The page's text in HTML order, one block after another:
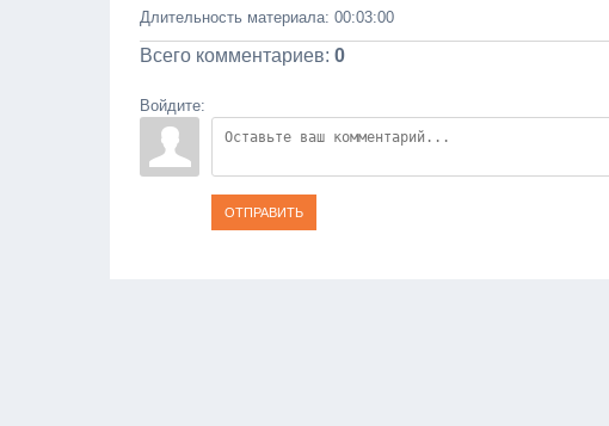
Длительность материала: 00:03:00
Всего комментариев: 0
Войдите:
ОТПРАВИТЬ